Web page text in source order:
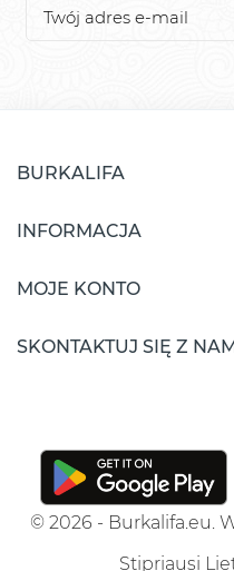
BURKALIFA
INFORMACJA
MOJE KONTO
SKONTAKTUJ SIĘ Z
© 2026 - Burkalifa.eu.
Stipriausi